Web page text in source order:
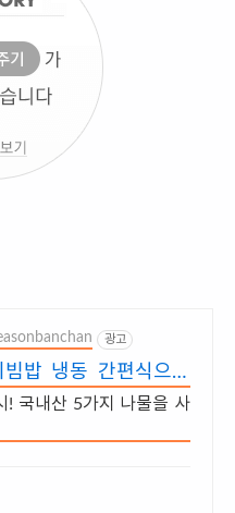
광고
밥 냉동 간편식으로
! 국내산 5가지 나물을 사